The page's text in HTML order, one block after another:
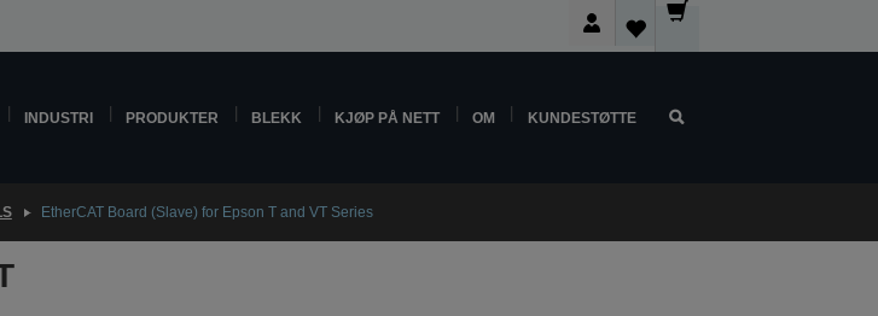
INDUSTRI PRODUKTER BLEKK KJØP PÅ NETT OM KUNDESTØTTE
EtherCAT Board (Slave) for Epson T and VT Series